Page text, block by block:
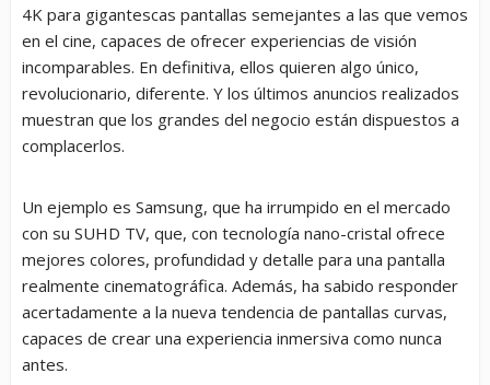
4K para gigantescas pantallas semejantes a las que vemos
en el cine, capaces de ofrecer experiencias de visión
incomparables. En definitiva, ellos quieren algo único,
revolucionario, diferente. Y los últimos anuncios realizados
muestran que los grandes del negocio están dispuestos a
complacerlos.
Un ejemplo es Samsung, que ha irrumpido en el mercado
con su SUHD TV, que, con tecnología nano-cristal ofrece
mejores colores, profundidad y detalle para una pantalla
realmente cinematográfica. Además, ha sabido responder
acertadamente a la nueva tendencia de pantallas curvas,
capaces de crear una experiencia inmersiva como nunca
antes.